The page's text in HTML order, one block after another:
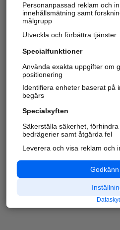
Personanpassad reklam och
innehållsmätning samt
målgrupp
Utveckla och förbättra tjänster
Specialfunktioner
Använda exakta uppgifter om
positionering
Identifiera enheter baserat på
begärs
Specialsyften
Säkerställa säkerhet,
bedrägerier samt åtgärda fel
Leverera och visa reklam och